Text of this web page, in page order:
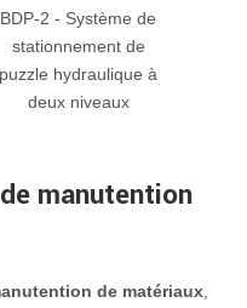
BDP-2 - Système de
stationnement de
puzzle hydraulique à
deux niveaux
manutention
de matériaux